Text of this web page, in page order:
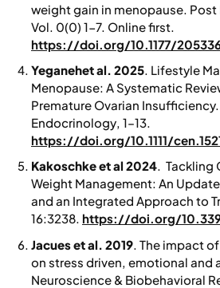
weight gain in menopause. Post
Vol. 0(0) 1-7. Online first.
https://doi.org/10.1177/
Yeganehet al. 2025. Lifestyle
Menopause: A Systematic
Premature Ovarian Insufficiency.
Endocrinology, 1–13.
https://doi.org/10.1111/
Kakoschke et al 2024. Tackling
Weight Management: An
and an Integrated Approach to
16:3238. https://doi.org/
Jacues et al. 2019. The impact
on stress driven, emotional and
Neuroscience & Biobehavioral